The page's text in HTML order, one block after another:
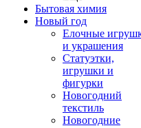
Бытовая химия
Новый год
Елочные
и украшения
Статуэтки,
игрушки и
фигурки
Новогодний
текстиль
Новогодние